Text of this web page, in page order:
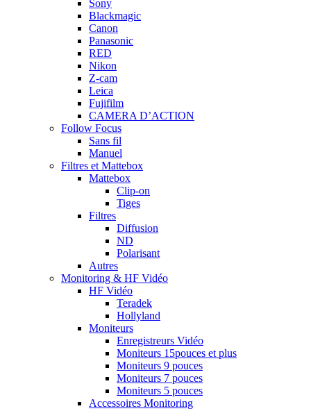
Sony
Blackmagic
Canon
Panasonic
RED
Nikon
Z-cam
Leica
Fujifilm
CAMERA D’ACTION
Follow Focus
Sans fil
Manuel
Filtres et Mattebox
Mattebox
Clip-on
Tiges
Filtres
Diffusion
ND
Polarisant
Autres
Monitoring & HF Vidéo
HF Vidéo
Teradek
Hollyland
Moniteurs
Enregistreurs Vidéo
Moniteurs 15pouces et plus
Moniteurs 9 pouces
Moniteurs 7 pouces
Moniteurs 5 pouces
Accessoires Monitoring